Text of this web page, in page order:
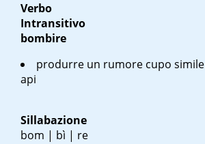
Verbo
Intransitivo
bombire
produrre un rumore cupo
api
Sillabazione
bom | bì | re